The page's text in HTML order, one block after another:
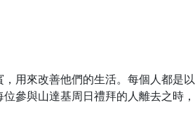
用來改善他們的生活。每個人都是以
參與山達基周日禮拜的人離去之時，